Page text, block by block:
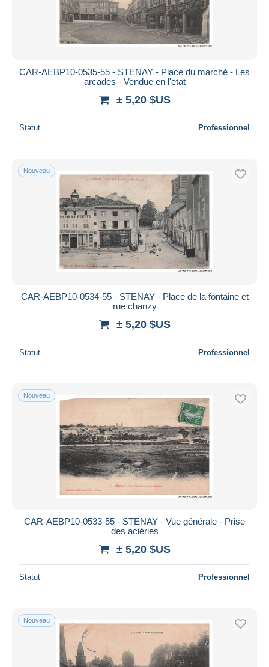
CAR-AEBP10-0535-55 - STENAY - Place du marché - Les
arcades - Vendue en l'etat
± 5,20 $US
Statut Professionnel
Nouveau
CAR-AEBP10-0534-55 - STENAY - Place de la fontaine et
rue chanzy
± 5,20 $US
Statut Professionnel
Nouveau
CAR-AEBP10-0533-55 - STENAY - Vue générale - Prise
des aciéries
± 5,20 $US
Statut Professionnel
Nouveau